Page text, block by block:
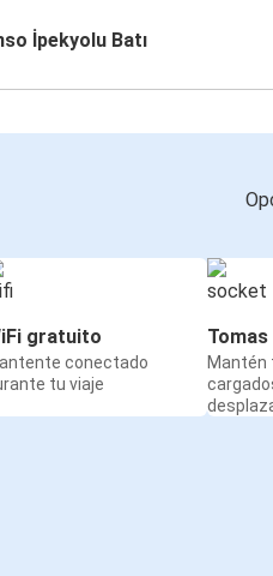
İpekyolu Batı
gratuito
conectado
tu viaje
Mantén